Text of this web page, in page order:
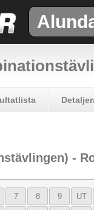
-
7 8 9 UT